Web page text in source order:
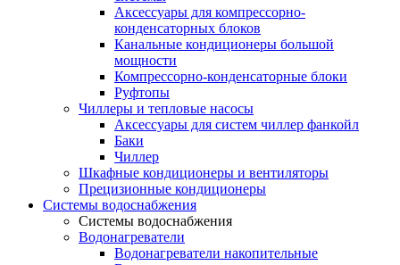
Аксессуары для компрессорно-
конденсаторных блоков
Канальные кондиционеры большой
мощности
Компрессорно-конденсаторные блоки
Руфтопы
Чиллеры и тепловые насосы
Аксессуары для систем чиллер фанкойл
Баки
Чиллер
Шкафные кондиционеры и вентиляторы
Прецизионные кондиционеры
Системы водоснабжения
Системы водоснабжения
Водонагреватели
Водонагреватели накопительные